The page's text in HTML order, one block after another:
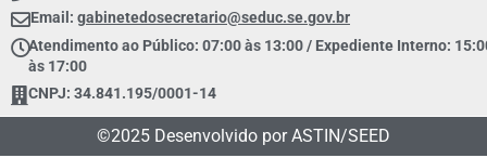
Email: gabinetedosecretario@seduc.se.gov.br
Atendimento ao Público: 07:00 às 13:00 / Expediente Interno:
às 17:00
CNPJ: 34.841.195/0001-14
©2025 Desenvolvido por ASTIN/SEED